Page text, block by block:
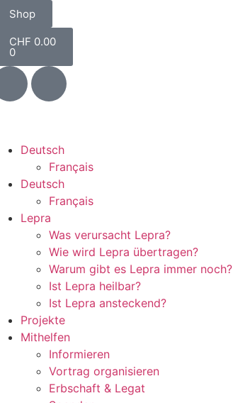
Shop
CHF 0.00
0
Deutsch
Français
Deutsch
Français
Lepra
Was verursacht Lepra?
Wie wird Lepra übertragen?
Warum gibt es Lepra immer noch?
Ist Lepra heilbar?
Ist Lepra ansteckend?
Projekte
Mithelfen
Informieren
Vortrag organisieren
Erbschaft & Legat